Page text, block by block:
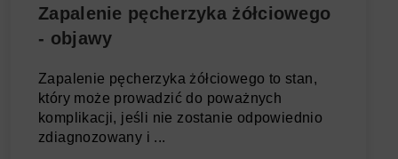
Zapalenie pęcherzyka żółciowego
- objawy
Zapalenie pęcherzyka żółciowego to stan,
który może prowadzić do poważnych
komplikacji, jeśli nie zostanie odpowiednio
zdiagnozowany i ...